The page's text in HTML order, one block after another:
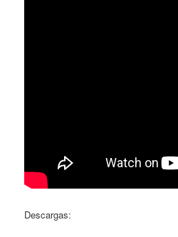
Descargas: